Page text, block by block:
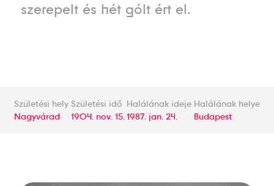
szerepelt és hét gólt ért el.
Születési hely
Nagyvárad
Születési idő
1904. nov. 15.
Halálának ideje
1987. jan. 24.
Halálának helye
Budapest